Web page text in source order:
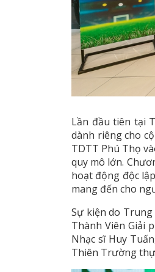
Lần đầu tiên tại
dành riêng cho
TDTT Phú Thọ
quy mô lớn.
hoạt động độc
mang đến cho
Sự kiện do
Thành Viên Giải
Nhạc sĩ Huy
Thiên Trường